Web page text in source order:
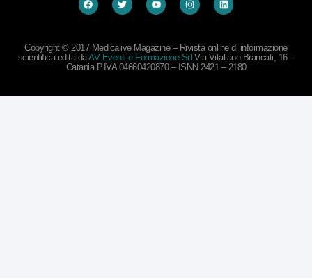
Copyright © 2017 Medicalive Magazine – Rivista online di informazione
scientifica edita daAV Eventi e Formazione Srl Via Vitaliano Brancati, 16 –
Catania P.IVA 04660420870 – ISNN 2421 – 2180